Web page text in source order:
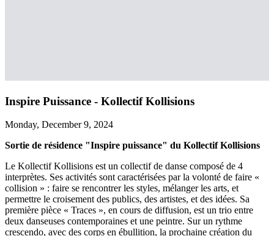
Inspire Puissance - Kollectif Kollisions
Monday, December 9, 2024
Sortie de résidence "Inspire puissance" du Kollectif Kollisions
Le Kollectif Kollisions est un collectif de danse composé de 4
interprètes. Ses activités sont caractérisées par la volonté de faire «
collision » : faire se rencontrer les styles, mélanger les arts, et
permettre le croisement des publics, des artistes, et des idées. Sa
première pièce « Traces », en cours de diffusion, est un trio entre
deux danseuses contemporaines et une peintre. Sur un rythme
crescendo, avec des corps en ébullition, la prochaine création du